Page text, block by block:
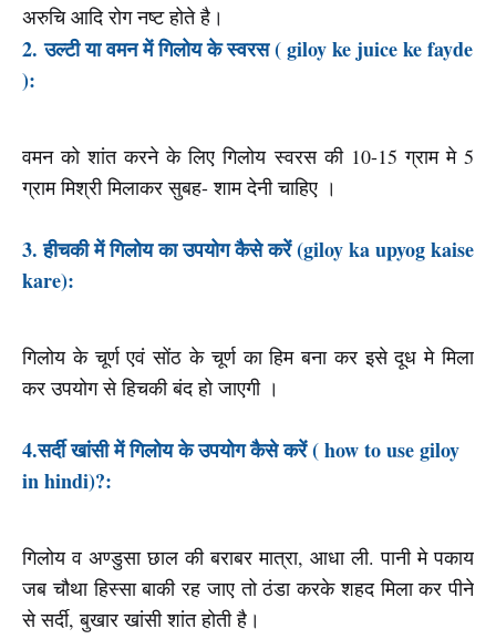
अरुचि आदि रोग नष्ट होते है।
2.उल्टी या वमन में गिलोय के स्वरस ( giloy ke juice ke fayde
):
वमन को शांत करने के लिए गिलोय स्वरस की 10-15 ग्राम मे 5
ग्राम मिश्री मिलाकर सुबह- शाम देनी चाहिए ।
3. हीचकी में गिलोय का उपयोग कैसे करें (giloy ka upyog kaise
kare):
गिलोय के चूर्ण एवं सोंठ के चूर्ण का हिम बना कर इसे दूध मे मिला
कर उपयोग से हिचकी बंद हो जाएगी ।
4.सर्दी खांसी में गिलोय के उपयोग कैसे करें ( how to use giloy
in hindi)?:
गिलोय व अण्डुसा छाल की बराबर मात्रा, आधा ली. पानी मे पकाय
जब चौथा हिस्सा बाकी रह जाए तो ठंडा करके शहद मिला कर पीने
से सर्दी, बुखार खांसी शांत होती है।